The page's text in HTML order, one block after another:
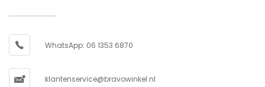
WhatsApp: 06 1353 6870
klantenservice@bravowinkel.nl